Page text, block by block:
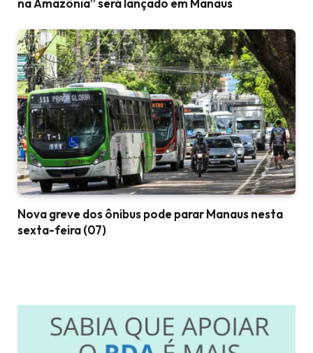
Nova greve dos ônibus pode parar Manaus nesta
sexta-feira (07)